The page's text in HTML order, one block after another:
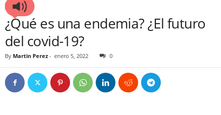
COVID- 19
¿Qué es una endemia? ¿El futuro
del covid-19?
By Martin Perez - enero 5, 2022 0